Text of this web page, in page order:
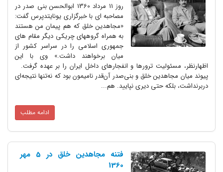
روز 11 مرداد 1360 ابوالحسن بنی صدر در
مصاحبه ای با خبرگزاری یونایتدپرس گفت:
«مجاهدین خلق که هم پیمان من هستند
به همراه گروههای چریکی دیگر مقام های
جمهوری اسلامی را در سراسر کشور از
میان برخواهند داشت.» وی با این
اظهارنظر، مسئولیت ترورها و انفجارهای داخل ایران را بر عهده گرفت.
پیوند میان مجاهدین خلق و بنی‌صدر آن‌قدر نامیمون بود که نه‌تنها نتیجه‌ای
دربرنداشت، بلکه حتی دیری نپایید. هم...
ادامه مطلب
فتنه مجاهدین خلق در 5 مهر
1360